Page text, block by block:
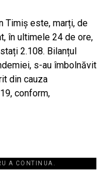
Timiș este, marți, de
în ultimele 24 de ore,
2.108. Bilanțul
s-au îmbolnăvit
din cauza
conform,
A CONTINUA.